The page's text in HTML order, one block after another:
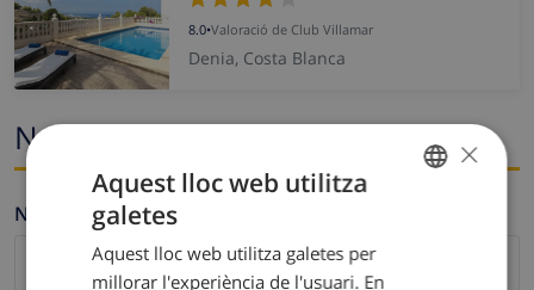
8.0•Valoració de Club Villamar
Denia, Costa Blanca
Nom i correu electrònic
Nom *
DUTCH
×
Aquest lloc web utilitza
galetes
Aquest lloc web utilitza galetes per
millorar l'experiència de l'usuari. En